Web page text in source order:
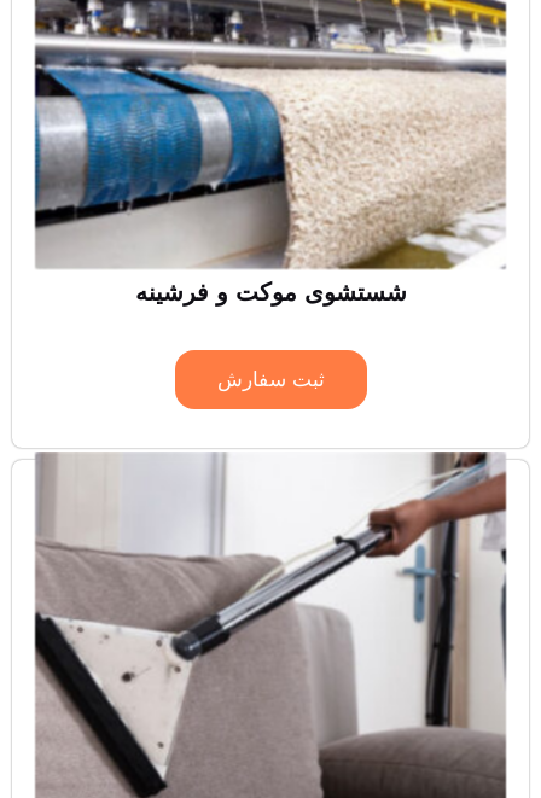
شستشوی موکت و فرشینه
ثبت سفارش